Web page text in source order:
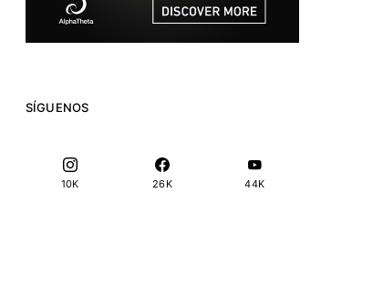
SÍGUENOS
10K 26K 44K